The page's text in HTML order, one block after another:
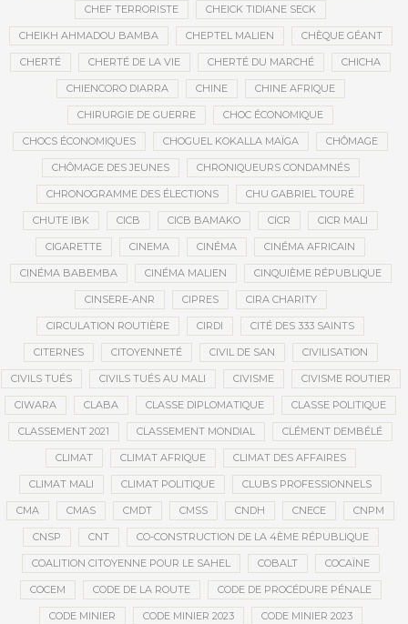
CHEF TERRORISTE CHEICK TIDIANE SECK
CHEIKH AHMADOU BAMBA CHEPTEL MALIEN CHÈQUE GÉANT
CHERTÉ CHERTÉ DE LA VIE CHERTÉ DU MARCHÉ CHICHA
CHIENCORO DIARRA CHINE CHINE AFRIQUE
CHIRURGIE DE GUERRE CHOC ÉCONOMIQUE
CHOCS ÉCONOMIQUES CHOGUEL KOKALLA MAÏGA CHÔMAGE
CHÔMAGE DES JEUNES CHRONIQUEURS CONDAMNÉS
CHRONOGRAMME DES ÉLECTIONS CHU GABRIEL TOURÉ
CHUTE IBK CICB CICB BAMAKO CICR CICR MALI
CIGARETTE CINEMA CINÉMA CINÉMA AFRICAIN
CINÉMA BABEMBA CINÉMA MALIEN CINQUIÈME RÉPUBLIQUE
CINSERE-ANR CIPRES CIRA CHARITY
CIRCULATION ROUTIÈRE CIRDI CITÉ DES 333 SAINTS
CITERNES CITOYENNETÉ CIVIL DE SAN CIVILISATION
CIVILS TUÉS CIVILS TUÉS AU MALI CIVISME CIVISME ROUTIER
CIWARA CLABA CLASSE DIPLOMATIQUE CLASSE POLITIQUE
CLASSEMENT 2021 CLASSEMENT MONDIAL CLÉMENT DEMBÉLÉ
CLIMAT CLIMAT AFRIQUE CLIMAT DES AFFAIRES
CLIMAT MALI CLIMAT POLITIQUE CLUBS PROFESSIONNELS
CMA CMAS CMDT CMSS CNDH CNECE CNPM
CNSP CNT CO-CONSTRUCTION DE LA 4ÈME RÉPUBLIQUE
COALITION CITOYENNE POUR LE SAHEL COBALT COCAÏNE
COCEM CODE DE LA ROUTE CODE DE PROCÉDURE PÉNALE
CODE MINIER CODE MINIER 2023 CODE MINIER 2023